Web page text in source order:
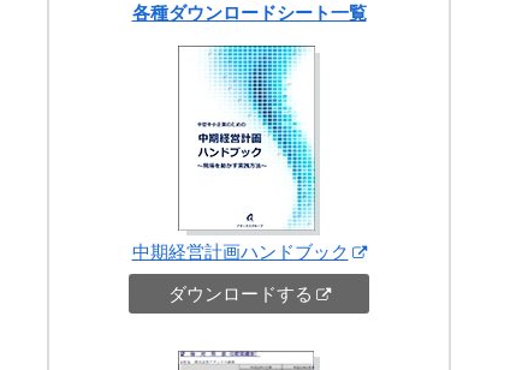
各種ダウンロードシート一覧
中期経営計画ハンドブック
ダウンロードする